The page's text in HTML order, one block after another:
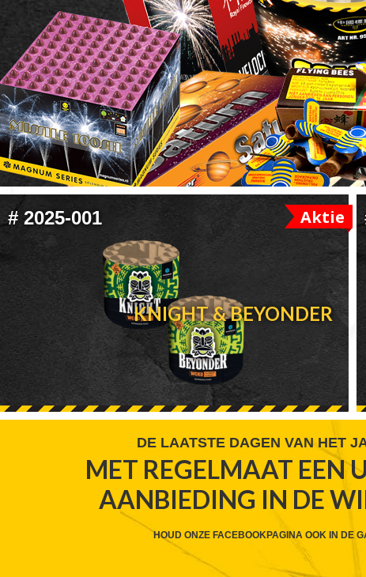
FOOTER
WIDGET
HEADER
# 2025-001 Aktie
KNIGHT & BEYONDER
WIDGET
HEADER
DE LAATSTE DAGEN VAN HET
MET REGELMAAT EEN
AANBIEDING IN DE
HOUD ONZE FACEBOOKPAGINA OOK IN DE